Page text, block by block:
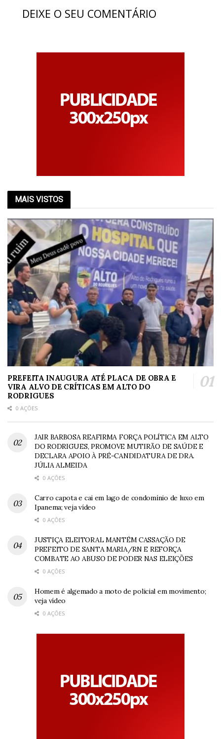
DEIXE O SEU COMENTÁRIO
MAIS VISTOS
PREFEITA INAUGURA ATÉ PLACA DE OBRA E
VIRA ALVO DE CRÍTICAS EM ALTO DO
RODRIGUES
0 AÇÕES
JAIR BARBOSA REAFIRMA FORÇA POLÍTICA EM ALTO
DO RODRIGUES, PROMOVE MUTIRÃO DE SAÚDE E
DECLARA APOIO À PRÉ-CANDIDATURA DE DRA.
JÚLIA ALMEIDA
0 AÇÕES
Carro capota e cai em lago de condomínio de luxo em
Ipanema; veja vídeo
0 AÇÕES
JUSTIÇA ELEITORAL MANTÉM CASSAÇÃO DE
PREFEITO DE SANTA MARIA/RN E REFORÇA
COMBATE AO ABUSO DE PODER NAS ELEIÇÕES
0 AÇÕES
Homem é algemado a moto de policial em movimento;
veja vídeo
0 AÇÕES